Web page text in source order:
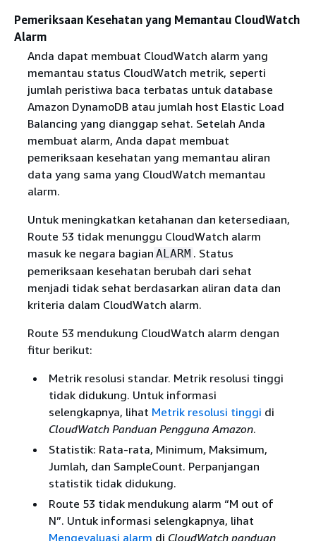
Pemeriksaan Kesehatan yang Memantau CloudWatch
Alarm
Anda dapat membuat CloudWatch alarm yang
memantau status CloudWatch metrik, seperti
jumlah peristiwa baca terbatas untuk database
Amazon DynamoDB atau jumlah host Elastic Load
Balancing yang dianggap sehat. Setelah Anda
membuat alarm, Anda dapat membuat
pemeriksaan kesehatan yang memantau aliran
data yang sama yang CloudWatch memantau
alarm.
Untuk meningkatkan ketahanan dan ketersediaan,
Route 53 tidak menunggu CloudWatch alarm
masuk ke negara bagian ALARM . Status
pemeriksaan kesehatan berubah dari sehat
menjadi tidak sehat berdasarkan aliran data dan
kriteria dalam CloudWatch alarm.
Route 53 mendukung CloudWatch alarm dengan
fitur berikut:
Metrik resolusi standar. Metrik resolusi tinggi
tidak didukung. Untuk informasi
selengkapnya, lihat Metrik resolusi tinggi di
CloudWatch Panduan Pengguna Amazon.
Statistik: Rata-rata, Minimum, Maksimum,
Jumlah, dan SampleCount. Perpanjangan
statistik tidak didukung.
Route 53 tidak mendukung alarm “M out of
N”. Untuk informasi selengkapnya, lihat
Mengevaluasi alarm di CloudWatch panduan